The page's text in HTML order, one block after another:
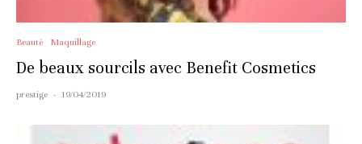
Beauté Maquillage
De beaux sourcils avec Benefit Cosmetics
prestige · 19/04/2019